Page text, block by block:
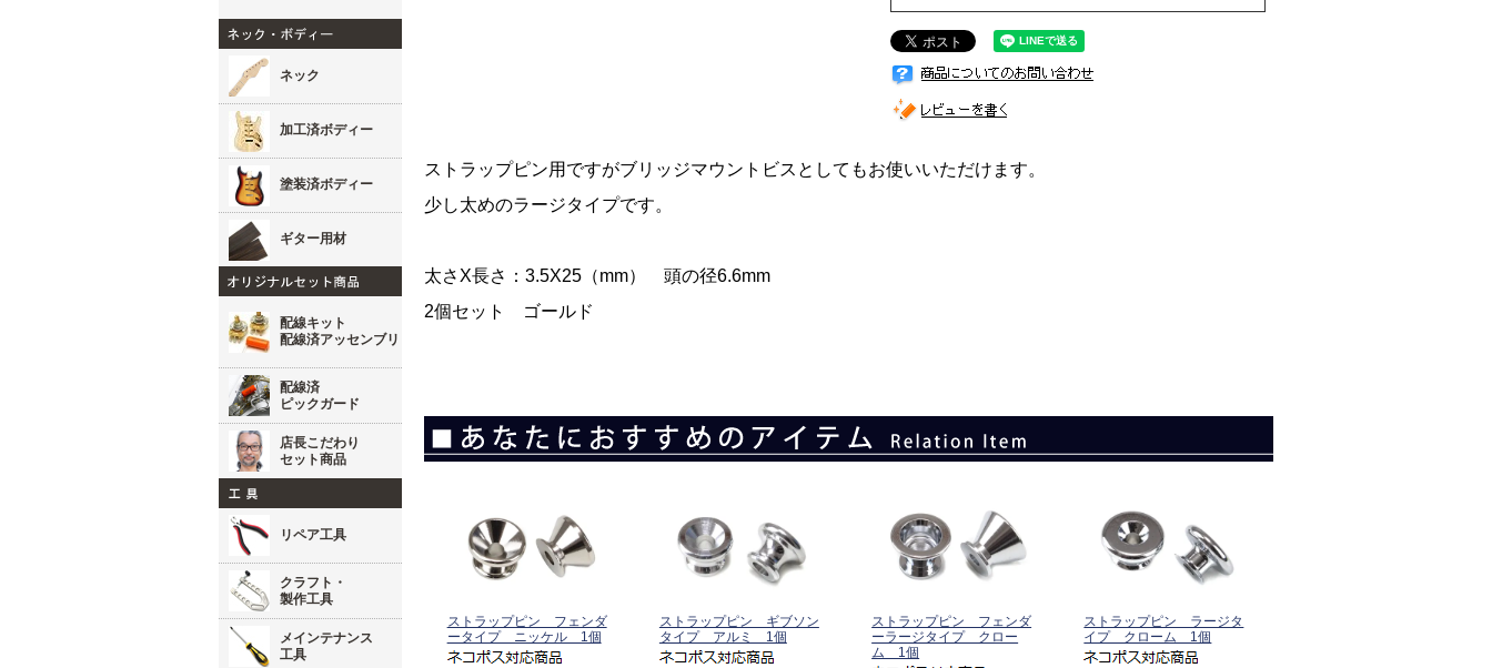
ネック
加工済ボディー
塗装済ボディー
ギター用材
配線キット
配線済アッセンブリ
配線済
ピックガード
店長こだわり
セット商品
リペア工具
クラフト・
製作工具
メインテナンス
工具
ストラップピン用ですがブリッジマウントビスとしてもお使いいただけます。
少し太めのラージタイプです。
太さX長さ：3.5X25（mm） 頭の径6.6mm
2個セット ゴールド
ストラップピン フェンダ
ータイプ ニッケル 1個
ストラップピン ギブソン
タイプ アルミ 1個
ストラップピン フェンダ
ーラージタイプ クロー
ム 1個
ストラップピン ラージタ
イプ クローム 1個